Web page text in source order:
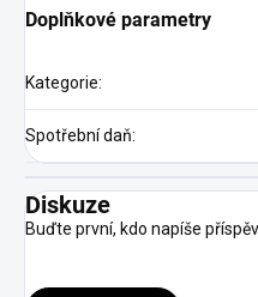
Doplňkové parametry
Kategorie:
Spotřební daň:
Diskuze
Buďte první, kdo napíše